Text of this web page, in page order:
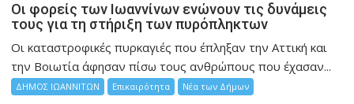
Οι φορείς των Ιωαννίνων ενώνουν τις δυνάμεις
τους για τη στήριξη των πυρόπληκτων
Οι καταστροφικές πυρκαγιές που έπληξαν την Αττική και
την Bοιωτία άφησαν πίσω τους ανθρώπους που έχασαν...
ΔΗΜΟΣ ΙΩΑΝΝΙΤΩΝ Επικαιρότητα Νέα των Δήμων